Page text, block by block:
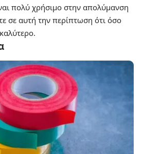
πολύ χρήσιμο στην απολύμανση
σε αυτή την περίπτωση ότι όσο